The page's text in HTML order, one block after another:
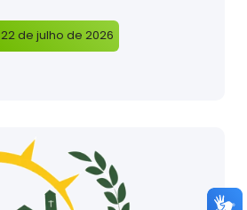
22 de julho de 2026